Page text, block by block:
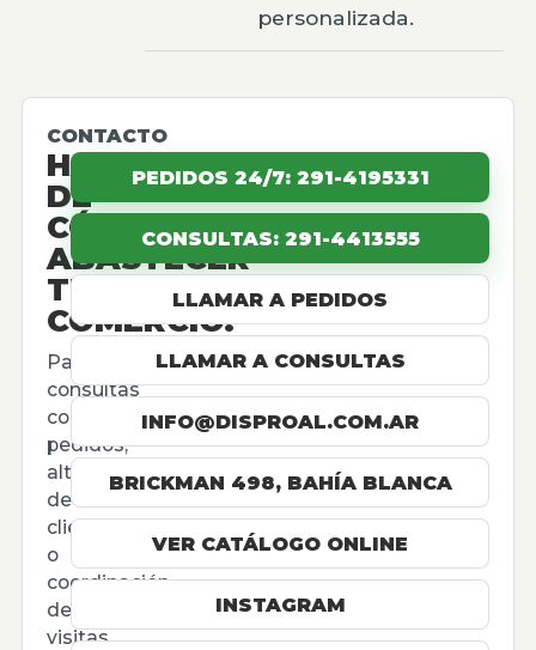
personalizada.
CONTACTO
HABLEMOS
DE
CÓMO
ABASTECER
TU
COMERCIO.
Para
consultas
comerciales,
pedidos,
altas
de
cliente
o
coordinación
de
visitas,
PEDIDOS 24/7: 291-4195331
CONSULTAS: 291-4413555
LLAMAR A PEDIDOS
LLAMAR A CONSULTAS
INFO@DISPROAL.COM.AR
BRICKMAN 498, BAHÍA BLANCA
VER CATÁLOGO ONLINE
INSTAGRAM